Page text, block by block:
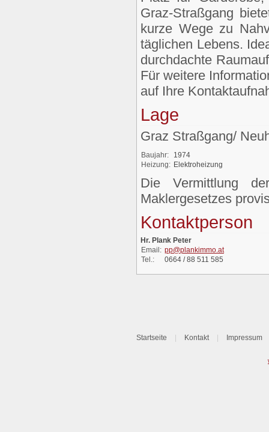
Graz-Straßgang
kurze Wege zu
täglichen Lebens.
durchdachte
Für weitere
auf Ihre
Lage
Graz Straßgang/
Baujahr:
1974
Heizung: Elektroheizung
Die Vermittlung
Maklergesetzes
Kontaktperson
Hr. Plank Peter
Email: pp@plankimmo.at
Tel.:
0664 / 88 511 585
Startseite Kontakt Impressum